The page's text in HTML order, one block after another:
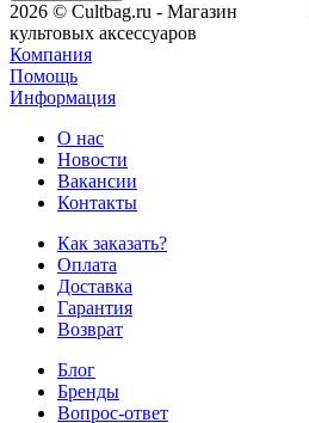
2026 © Cultbag.ru - Магазин
культовых аксессуаров
Компания
Помощь
Информация
О нас
Новости
Вакансии
Контакты
Как заказать?
Оплата
Доставка
Гарантия
Возврат
Блог
Бренды
Вопрос-ответ